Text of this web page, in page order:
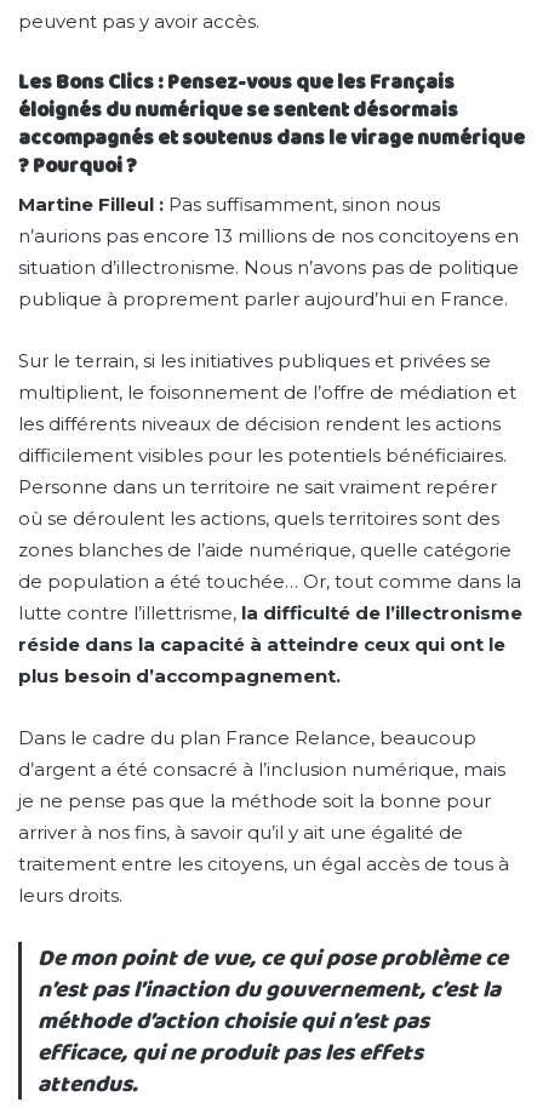
peuvent pas y avoir accès.
Les Bons Clics : Pensez-vous que les Français
éloignés du numérique se sentent désormais
accompagnés et soutenus dans le virage numérique
? Pourquoi ?
Martine Filleul : Pas suffisamment, sinon nous
n’aurions pas encore 13 millions de nos concitoyens en
situation d’illectronisme. Nous n’avons pas de politique
publique à proprement parler aujourd’hui en France.
Sur le terrain, si les initiatives publiques et privées se
multiplient, le foisonnement de l’offre de médiation et
les différents niveaux de décision rendent les actions
difficilement visibles pour les potentiels bénéficiaires.
Personne dans un territoire ne sait vraiment repérer
où se déroulent les actions, quels territoires sont des
zones blanches de l’aide numérique, quelle catégorie
de population a été touchée… Or, tout comme dans la
lutte contre l’illettrisme, la difficulté de l’illectronisme
réside dans la capacité à atteindre ceux qui ont le
plus besoin d’accompagnement.
Dans le cadre du plan France Relance, beaucoup
d’argent a été consacré à l’inclusion numérique, mais
je ne pense pas que la méthode soit la bonne pour
arriver à nos fins, à savoir qu’il y ait une égalité de
traitement entre les citoyens, un égal accès de tous à
leurs droits.
De mon point de vue, ce qui pose problème ce
n’est pas l’inaction du gouvernement, c’est la
méthode d’action choisie qui n’est pas
efficace, qui ne produit pas les effets
attendus.